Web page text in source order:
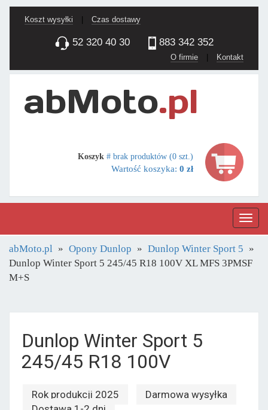
Koszt wysyłki Czas dostawy
52 320 40 30 883 342 352
O firmie | Kontakt
Koszyk # brak produktów (0 szt.)
Wartość koszyka: 0 zł
abMoto.pl Opony Dunlop
Dunlop Winter Sport 5
Dunlop Winter Sport 5 245/45 R18 100V XL MFS 3PMSF
M+S
Dunlop Winter Sport 5
245/45 R18 100V
Rok produkcji 2025
Darmowa wysyłka